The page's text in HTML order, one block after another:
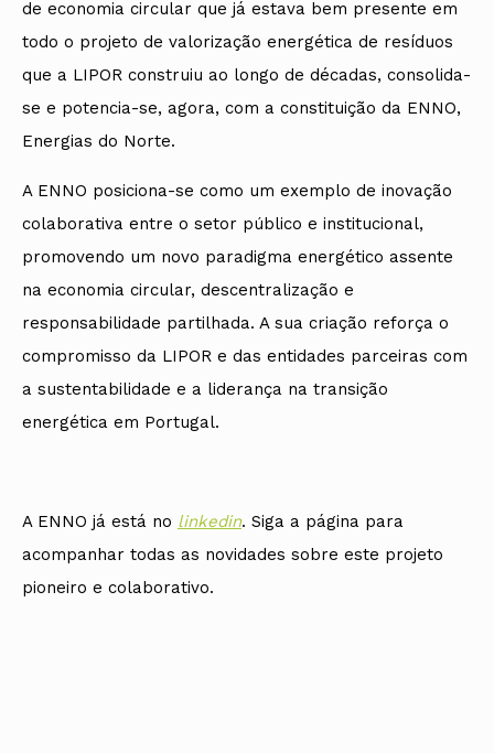
de economia circular que já estava bem presente em
todo o projeto de valorização energética de resíduos
que a LIPOR construiu ao longo de décadas, consolida-
se e potencia-se, agora, com a constituição da ENNO,
Energias do Norte.
A ENNO posiciona-se como um exemplo de inovação
colaborativa entre o setor público e institucional,
promovendo um novo paradigma energético assente
na economia circular, descentralização e
responsabilidade partilhada. A sua criação reforça o
compromisso da LIPOR e das entidades parceiras com
a sustentabilidade e a liderança na transição
energética em Portugal.
A ENNO já está no linkedin. Siga a página para
acompanhar todas as novidades sobre este projeto
pioneiro e colaborativo.